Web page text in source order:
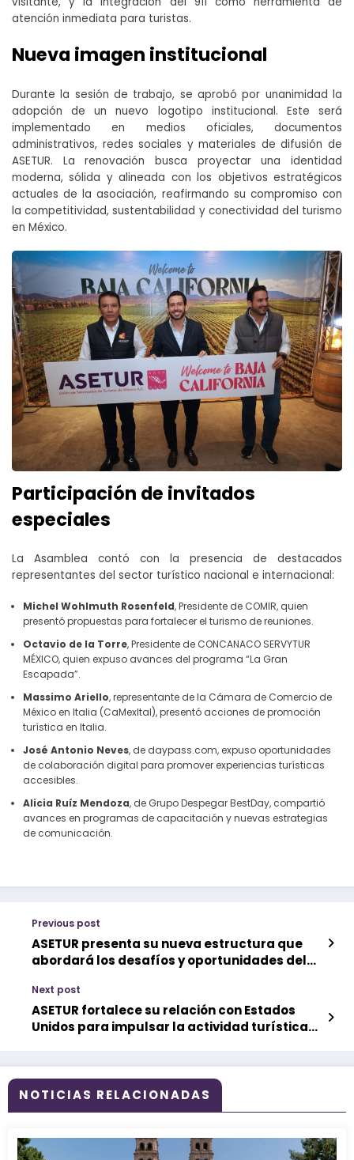
atención inmediata para turistas.
Nueva imagen institucional
Durante la sesión de trabajo, se aprobó por unanimidad la
adopción de un nuevo logotipo institucional. Este será
implementado en medios oficiales, documentos
administrativos, redes sociales y materiales de difusión de
ASETUR. La renovación busca proyectar una identidad
moderna, sólida y alineada con los objetivos estratégicos
actuales de la asociación, reafirmando su compromiso con
la competitividad, sustentabilidad y conectividad del turismo
en México.
Participación de invitados
especiales
La Asamblea contó con la presencia de destacados
representantes del sector turístico nacional e internacional:
Michel Wohlmuth Rosenfeld, Presidente de COMIR, quien
presentó propuestas para fortalecer el turismo de reuniones.
Octavio de la Torre, Presidente de CONCANACO SERVYTUR
MÉXICO, quien expuso avances del programa “La Gran
Escapada”.
Massimo Ariello, representante de la Cámara de Comercio de
México en Italia (CaMexItal), presentó acciones de promoción
turística en Italia.
José Antonio Neves, de daypass.com, expuso oportunidades
de colaboración digital para promover experiencias turísticas
accesibles.
Alicia Ruíz Mendoza, de Grupo Despegar BestDay, compartió
avances en programas de capacitación y nuevas estrategias
de comunicación.
Previous post
ASETUR presenta su nueva estructura que
abordará los desafíos y oportunidades del
Next post
ASETUR fortalece su relación con Estados
Unidos para impulsar la actividad turística
NOTICIAS RELACIONADAS